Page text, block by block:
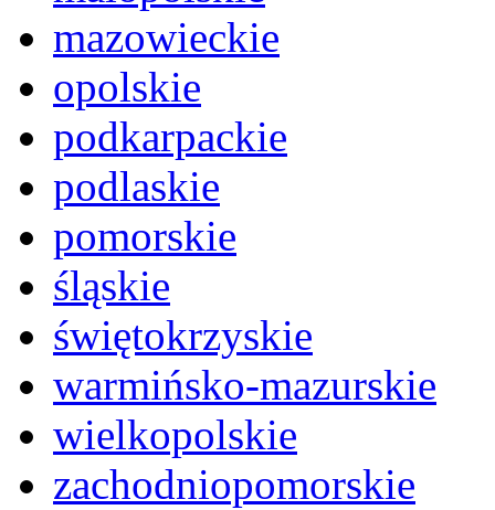
mazowieckie
opolskie
podkarpackie
podlaskie
pomorskie
śląskie
świętokrzyskie
warmińsko-mazurskie
wielkopolskie
zachodniopomorskie